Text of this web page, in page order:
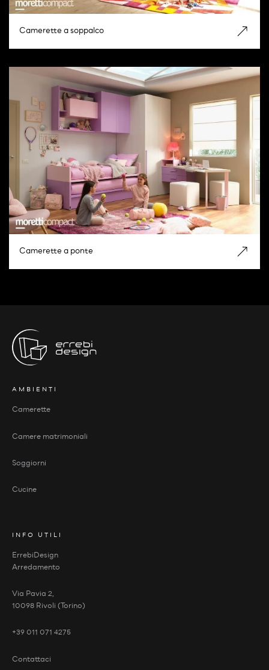
Camerette a soppalco
Camerette a ponte
AMBIENTI
Camerette
Camere matrimoniali
Soggiorni
Cucine
INFO UTILI
ErrebiDesign
Arredamento
Via Pavia 2,
10098 Rivoli (Torino)
+39 011 071 4275
Contattaci